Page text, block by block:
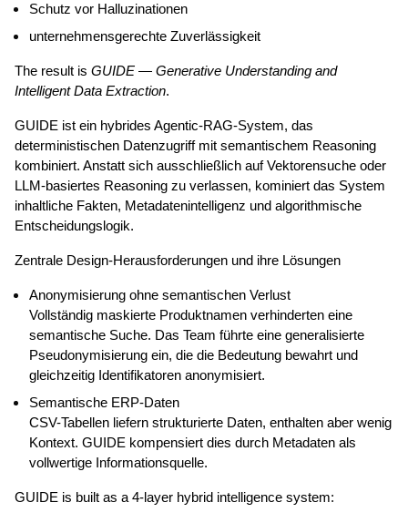
Schutz vor Halluzinationen
unternehmensgerechte Zuverlässigkeit
The result is GUIDE — Generative Understanding and
Intelligent Data Extraction.
GUIDE ist ein hybrides Agentic-RAG-System, das
deterministischen Datenzugriff mit semantischem Reasoning
kombiniert. Anstatt sich ausschließlich auf Vektorensuche oder
LLM-basiertes Reasoning zu verlassen, kominiert das System
inhaltliche Fakten, Metadatenintelligenz und algorithmische
Entscheidungslogik.
Zentrale Design-Herausforderungen und ihre Lösungen
Anonymisierung ohne semantischen Verlust
Vollständig maskierte Produktnamen verhinderten eine
semantische Suche. Das Team führte eine generalisierte
Pseudonymisierung ein, die die Bedeutung bewahrt und
gleichzeitig Identifikatoren anonymisiert.
Semantische ERP-Daten
CSV-Tabellen liefern strukturierte Daten, enthalten aber wenig
Kontext. GUIDE kompensiert dies durch Metadaten als
vollwertige Informationsquelle.
GUIDE is built as a 4-layer hybrid intelligence system: